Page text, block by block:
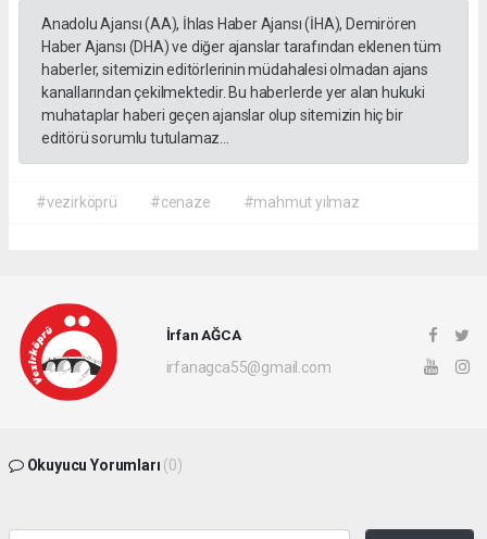
Anadolu Ajansı (AA), İhlas Haber Ajansı (İHA), Demirören
Haber Ajansı (DHA) ve diğer ajanslar tarafından eklenen tüm
haberler, sitemizin editörlerinin müdahalesi olmadan ajans
kanallarından çekilmektedir. Bu haberlerde yer alan hukuki
muhataplar haberi geçen ajanslar olup sitemizin hiç bir
editörü sorumlu tutulamaz...
#vezirköprü #cenaze #mahmut yılmaz
İrfan AĞCA
irfanagca55@gmail.com
Okuyucu Yorumları (0)